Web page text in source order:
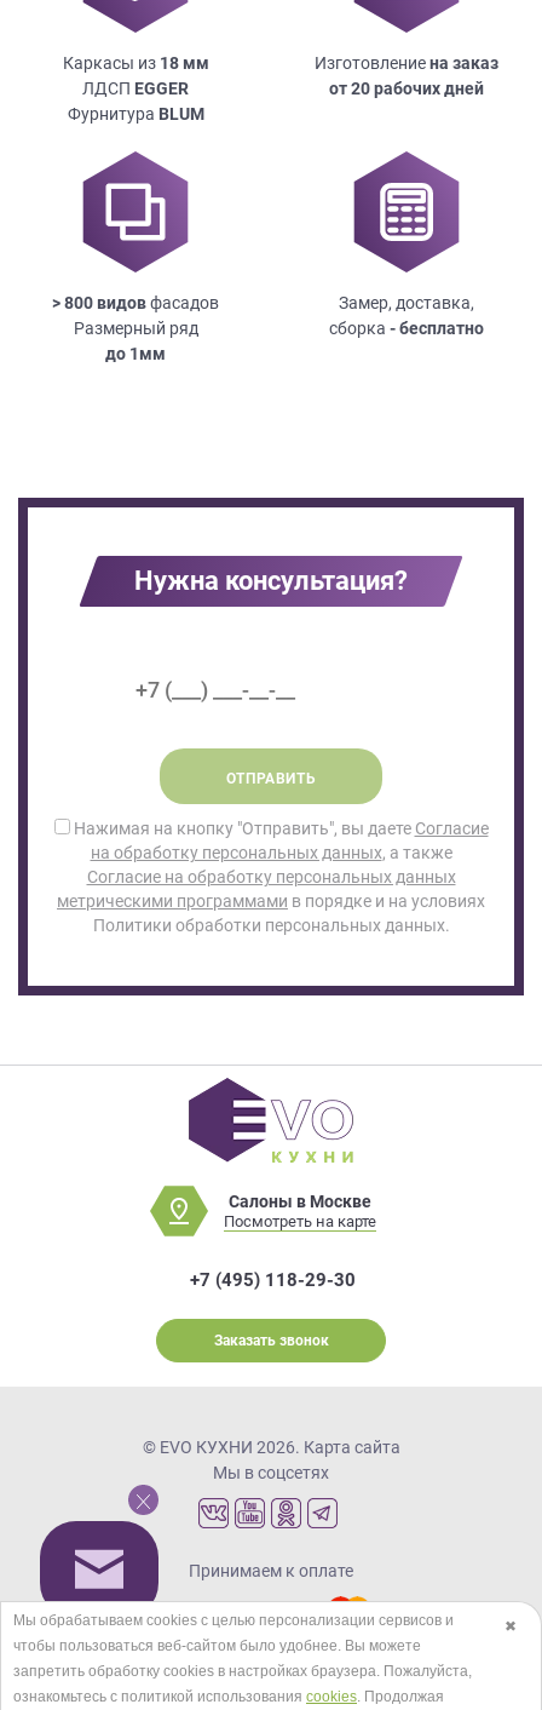
Каркасы из 18мм
ЛДСП EGGER
Фурнитура BLUM
Изготовлениена заказ
от 20 рабочих дней
> 800 видовфасадов
Размерный ряд
до 1мм
Замер, доставка,
сборка - бесплатно
Нужна консультация?
ОТПРАВИТЬ
Нажимая на кнопку "Отправить", вы даете Согласие
на обработку персональных данных, а также
Согласие на обработку персональных данных
метрическими программами в порядке и на условиях
Политики обработки персональных данных.
Салоны в Москве
Посмотреть на карте
+7 (495) 118-29-30
Заказать звонок
© EVO КУХНИ 2026. Карта сайта
Мы в соцсетях
Принимаем к оплате
Кредиты и рассрочка
✖
Мы обрабатываем cookies с целью персонализации сервисов и
чтобы пользоваться веб-сайтом было удобнее. Вы можете
запретить обработку сookies в настройках браузера. Пожалуйста,
ознакомьтесь с политикой использования cookies. Продолжая